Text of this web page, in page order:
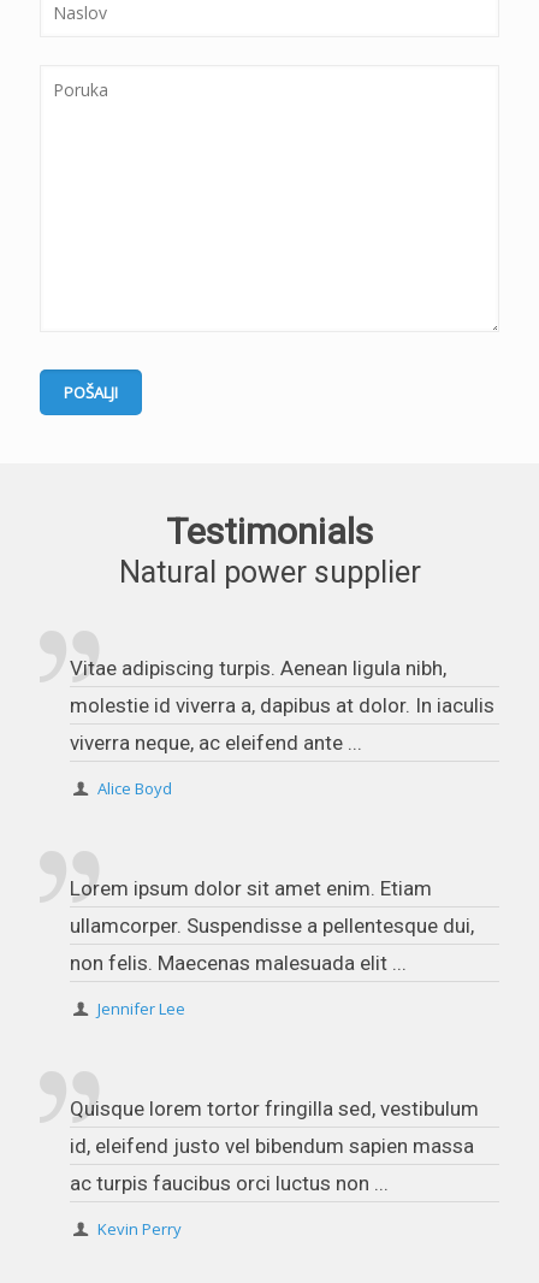
Testimonials
Natural power supplier
Vitae adipiscing turpis. Aenean ligula nibh,
molestie id viverra a, dapibus at dolor. In iaculis
viverra neque, ac eleifend ante ...
Alice Boyd
Lorem ipsum dolor sit amet enim. Etiam
ullamcorper. Suspendisse a pellentesque dui,
non felis. Maecenas malesuada elit ...
Jennifer Lee
Quisque lorem tortor fringilla sed, vestibulum
id, eleifend justo vel bibendum sapien massa
ac turpis faucibus orci luctus non ...
Kevin Perry